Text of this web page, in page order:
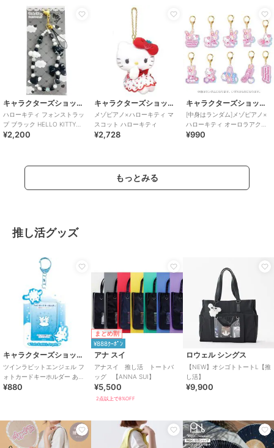
キャラクターズショップ ラフラフ
ハローキティ フォンストラッ
プ ブラック HELLO KITTY
BLACK ANGEL
¥2,200
キャラクターズショップ ラフラフ
メゾピアノ×ハローキティ マ
スコット ハローキティ
¥2,728
キャラクターズショップ ラフラフ
[中身はランダム]メゾピアノ×
ハローキティ オーロラアクリ
ルキーホルダーVol.2
¥990
もっとみる
推し活グッズ
キャラクターズショップ ラフラフ
ツインラビットエンジェル フ
ォトカードキーホルダー あつ
めてカードアイテム 推し活グ
¥880
まとめ割
¥888ｸｰﾎﾟﾝ
アナ スイ
アナスイ 推し活 トートバ
ッグ 【ANNA SUI】
¥5,500
2点以上で8%OFF
ロウェル シングス
【NEW】オシゴトトートL【推
し活】
¥9,900